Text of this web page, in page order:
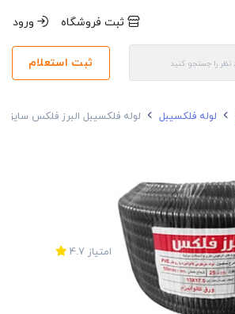
ثبت فروشگاه ورود
ثبت استعلام
لوله فلکسیبل لوله فلکسیبل البرز فلکس سایز 36
امتیاز 4.7